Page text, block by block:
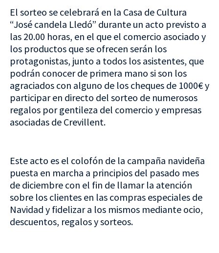
El sorteo se celebrará en la Casa de Cultura
“José candela Lledó” durante un acto previsto a
las 20.00 horas, en el que el comercio asociado y
los productos que se ofrecen serán los
protagonistas, junto a todos los asistentes, que
podrán conocer de primera mano si son los
agraciados con alguno de los cheques de 1000€ y
participar en directo del sorteo de numerosos
regalos por gentileza del comercio y empresas
asociadas de Crevillent.
Este acto es el colofón de la campaña navideña
puesta en marcha a principios del pasado mes
de diciembre con el fin de llamar la atención
sobre los clientes en las compras especiales de
Navidad y fidelizar a los mismos mediante ocio,
descuentos, regalos y sorteos.